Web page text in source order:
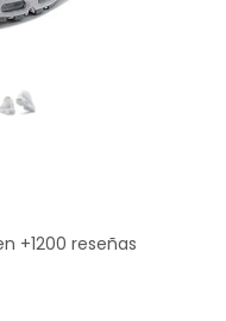
+1200 reseñas